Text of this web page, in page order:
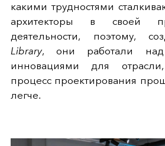
какими трудностями
архитекторы в своей
деятельности, поэтому,
Library, они работали
инновациями для
процесс проектирования
легче.